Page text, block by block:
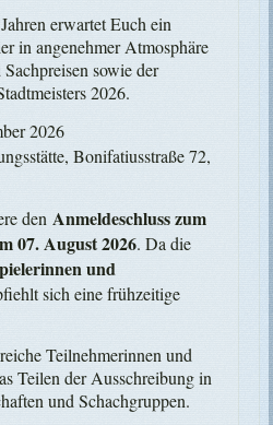
erwartet Euch ein
in angenehmer Atmosphäre
sowie der
2026.
2026
Bonifatiusstraße 72,
denAnmeldeschluss zum
07. August 2026. Da die
und
sich eine frühzeitige
Teilnehmerinnen und
Teilen der Ausschreibung in
und Schachgruppen.